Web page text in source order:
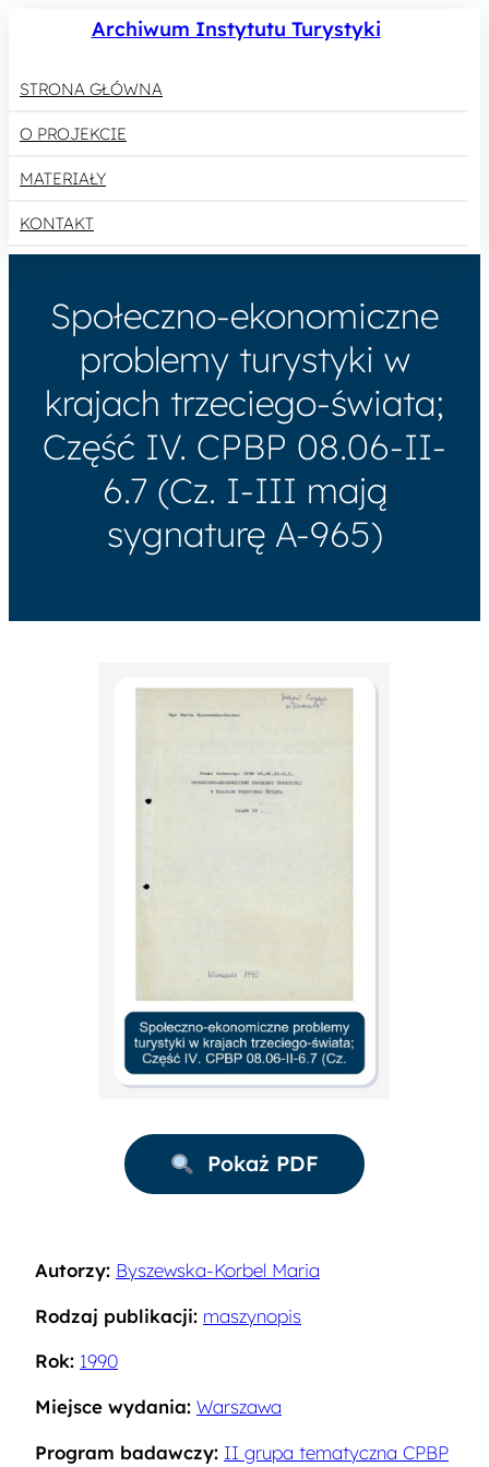
Archiwum Instytutu Turystyki
STRONA GŁÓWNA
O PROJEKCIE
MATERIAŁY
KONTAKT
Społeczno-ekonomiczne
problemy turystyki w
krajach trzeciego-świata;
Część IV. CPBP 08.06-II-
6.7 (Cz. I-III mają
sygnaturę A-965)
Pokaż PDF
Autorzy: Byszewska-Korbel Maria
Rodzaj publikacji: maszynopis
Rok: 1990
Miejsce wydania: Warszawa
Program badawczy: II grupa tematyczna CPBP